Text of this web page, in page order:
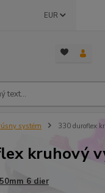
EUR
systém 330 duroflex
kruhový
6 dier